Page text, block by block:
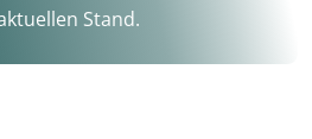
Stand.